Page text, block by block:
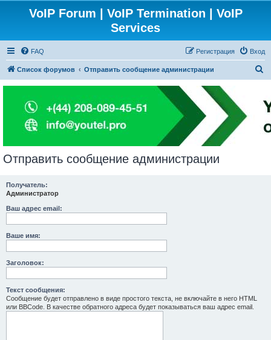
VoIP Forum | VoIP Termination | VoIP
Services
FAQ Вход
Регистрация
Список форумов Отправить сообщение администрации
с
к
Отправить сообщение администрации
Получатель:
Администратор
Ваш адрес email:
Ваше имя:
Заголовок:
Текст сообщения:
Сообщение будет отправлено в виде простого текста, не включайте в него HTML
или BBCode. В качестве обратного адреса будет показываться ваш адрес email.